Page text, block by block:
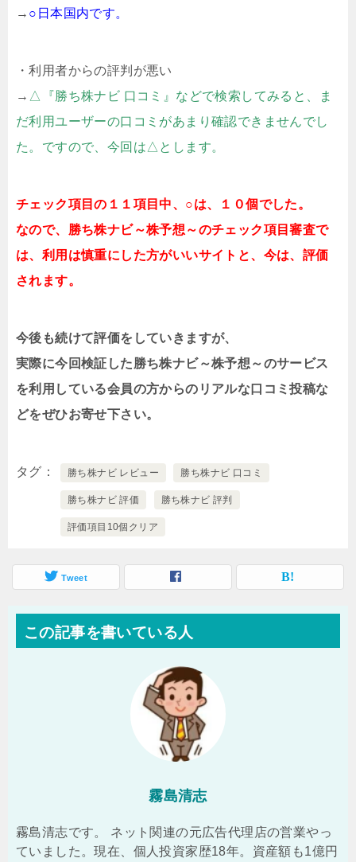
→ ○日本国内です。
・利用者からの評判が悪い
→ △『勝ち株ナビ 口コミ』などで検索してみると、ま
だ利用ユーザーの口コミがあまり確認できませんでし
た。ですので、今回は△とします。
チェック項目の１１項目中、○は、１０個でした。
なので、勝ち株ナビ～株予想～のチェック項目審査で
は、利用は慎重にした方がいいサイトと、今は、評価
されます。
今後も続けて評価をしていきますが、
実際に今回検証した勝ち株ナビ～株予想～のサービス
を利用している会員の方からのリアルな口コミ投稿な
どをぜひお寄せ下さい。
タグ 勝ち株ナビ レビュー 勝ち株ナビ 口コミ
勝ち株ナビ 評価 勝ち株ナビ 評判
評価項目10個クリア
Tweet
この記事を書いている人
霧島清志
霧島清志です。 ネット関連の元広告代理店の営業やっ
ていました。現在、個人投資家歴18年。資産額も1億円